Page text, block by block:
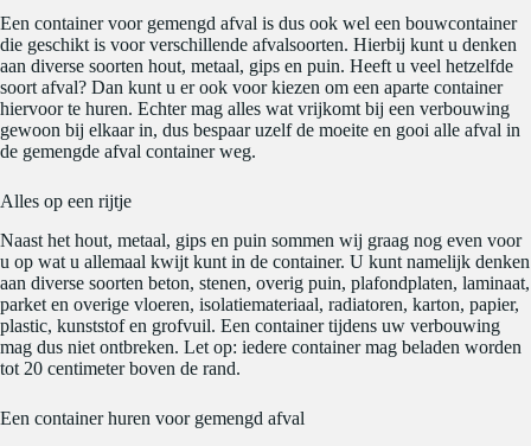
Een container voor gemengd afval is dus ook wel een bouwcontainer
die geschikt is voor verschillende afvalsoorten. Hierbij kunt u denken
aan diverse soorten hout, metaal, gips en puin. Heeft u veel hetzelfde
soort afval? Dan kunt u er ook voor kiezen om een aparte container
hiervoor te huren. Echter mag alles wat vrijkomt bij een verbouwing
gewoon bij elkaar in, dus bespaar uzelf de moeite en gooi alle afval in
de gemengde afval container weg.
Alles op een rijtje
Naast het hout, metaal, gips en puin sommen wij graag nog even voor
u op wat u allemaal kwijt kunt in de container. U kunt namelijk denken
aan diverse soorten beton, stenen, overig puin, plafondplaten, laminaat,
parket en overige vloeren, isolatiemateriaal, radiatoren, karton, papier,
plastic, kunststof en grofvuil. Een container tijdens uw verbouwing
mag dus niet ontbreken. Let op: iedere container mag beladen worden
tot 20 centimeter boven de rand.
Een container huren voor gemengd afval